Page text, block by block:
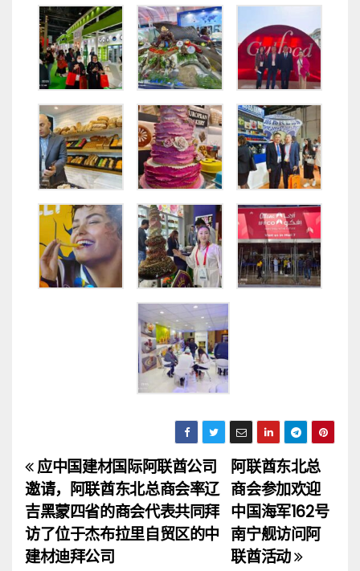
文
章
导
阿联酋东北总
商会参加欢迎
中国海军162号
南宁舰访问阿
联酋活动
应中国建材国际阿联酋公司
邀请，阿联酋东北总商会率辽
吉黑蒙四省的商会代表共同拜
访了位于杰布拉里自贸区的中
建材迪拜公司